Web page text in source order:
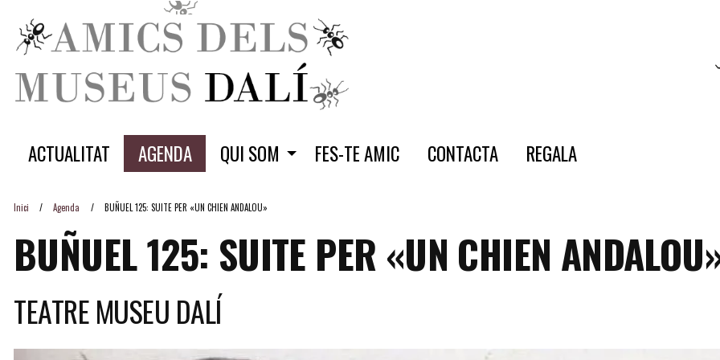
ACTUALITAT AGENDA QUI SOM FES-TE AMIC CONTACTA REGALA
Inici Agenda BUÑUEL 125: SUITE PER «UN CHIEN ANDALOU»
BUÑUEL 125: SUITE PER «UN CHIEN
TEATRE MUSEU DALÍ